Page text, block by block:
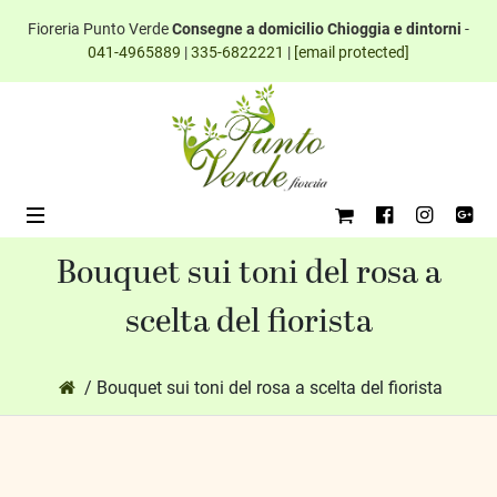
Fioreria Punto VerdeConsegne a domicilio Chioggia e dintorni -
041-4965889 |335-6822221 | [email protected]
Bouquet sui toni del rosa a
scelta del fiorista
/ Bouquet sui toni del rosa a scelta del fiorista